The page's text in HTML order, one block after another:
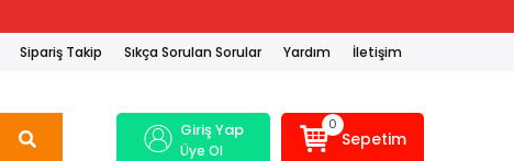
Sipariş Takip Sıkça Sorulan Sorular Yardım İletişim
Giriş Yap
Üye Ol
0
Sepetim